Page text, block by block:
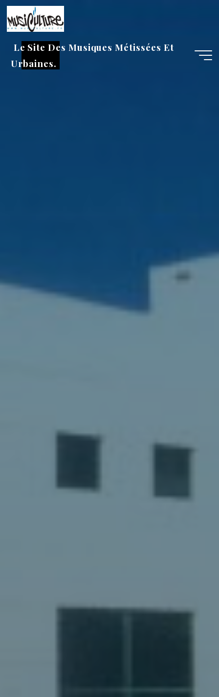
Aller
au
contenu
Le Site Des Musiques Métissées Et
Urbaines.